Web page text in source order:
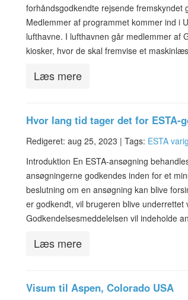
forhåndsgodkendte rejsende fremskyndet
Medlemmer af programmet kommer ind i
lufthavne. I lufthavnen går medlemmer af
kiosker, hvor de skal fremvise et
Læs mere
Hvor lang tid tager det for ESTA-
Redigeret: aug 25, 2023 | Tags: ESTA
Introduktion En ESTA-ansøgning
ansøgningerne godkendes inden for et
beslutning om en ansøgning kan blive
er godkendt, vil brugeren blive underrettet
Godkendelsesmeddelelsen vil indeholde
Læs mere
Visum til Aspen, Colorado USA